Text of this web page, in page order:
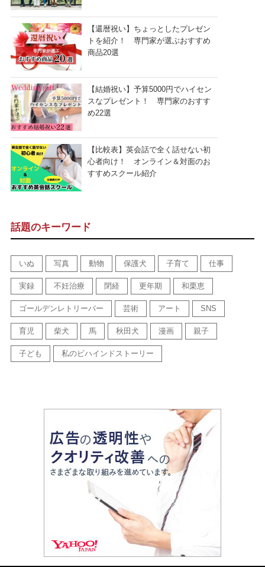
【還暦祝い】ちょっとしたプレゼン
トを紹介！ 専門家が選ぶおすすめ
商品20選
【結婚祝い】予算5000円でハイセン
スなプレゼント！ 専門家のおすす
め22選
【比較表】英会話で全く話せない初
心者向け！ オンライン＆対面のお
すすめスクール紹介
話題のキーワード
いぬ 写真 動物 保護犬 子育て 仕事
実録 不妊治療 閉経 更年期 和栗恵
ゴールデンレトリーバー 芸術 アート SNS
育児 柴犬 馬 秋田犬 漫画 親子
子ども 私のビハインドストーリー